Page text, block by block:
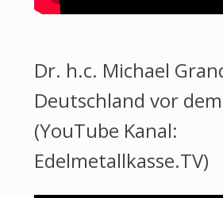
Dr. h.c. Michael
Deutschland vor
(YouTube Kanal:
Edelmetallkasse.TV)